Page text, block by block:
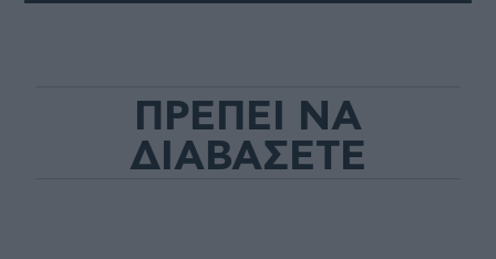
ΠΡΕΠΕΙ ΝΑ
ΔΙΑΒΑΣΕΤΕ